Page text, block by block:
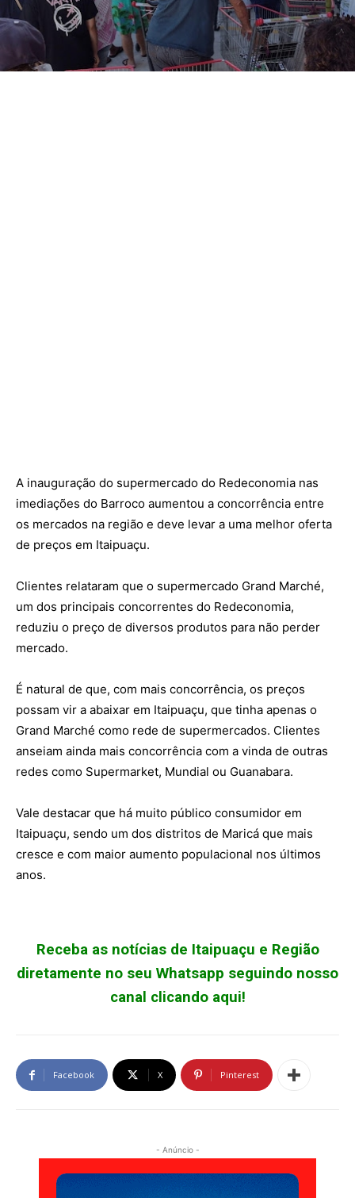
A inauguração do supermercado do Redeconomia nas
imediações do Barroco aumentou a concorrência entre
os mercados na região e deve levar a uma melhor oferta
de preços em Itaipuaçu.
Clientes relataram que o supermercado Grand Marché,
um dos principais concorrentes do Redeconomia,
reduziu o preço de diversos produtos para não perder
mercado.
É natural de que, com mais concorrência, os preços
possam vir a abaixar em Itaipuaçu, que tinha apenas o
Grand Marché como rede de supermercados. Clientes
anseiam ainda mais concorrência com a vinda de outras
redes como Supermarket, Mundial ou Guanabara.
Vale destacar que há muito público consumidor em
Itaipuaçu, sendo um dos distritos de Maricá que mais
cresce e com maior aumento populacional nos últimos
anos.
Receba as notícias de Itaipuaçu e Região
diretamente no seu Whatsapp seguindo nosso
canal clicando aqui!
Facebook X Pinterest
- Anúncio -